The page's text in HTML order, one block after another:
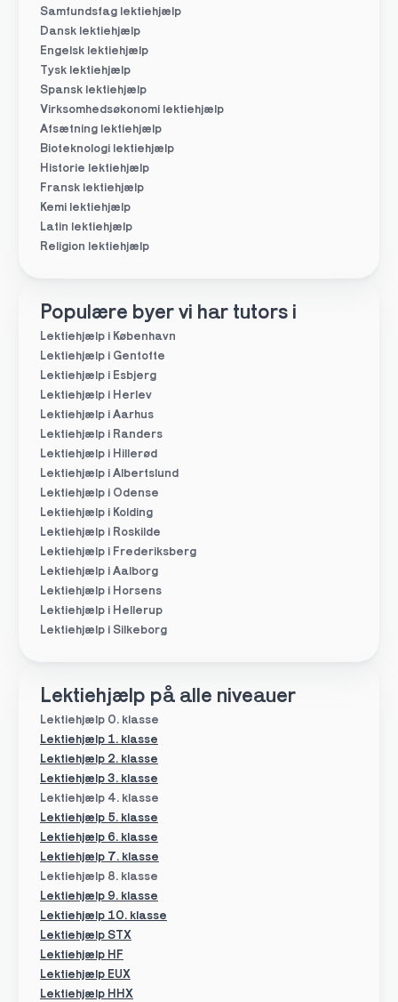
Samfundsfag lektiehjælp
Dansk lektiehjælp
Engelsk lektiehjælp
Tysk lektiehjælp
Spansk lektiehjælp
Virksomhedsøkonomi lektiehjælp
Afsætning lektiehjælp
Bioteknologi lektiehjælp
Historie lektiehjælp
Fransk lektiehjælp
Kemi lektiehjælp
Latin lektiehjælp
Religion lektiehjælp
Populære byer vi har tutors i
Lektiehjælp i København
Lektiehjælp i Gentofte
Lektiehjælp i Esbjerg
Lektiehjælp i Herlev
Lektiehjælp i Aarhus
Lektiehjælp i Randers
Lektiehjælp i Hillerød
Lektiehjælp i Albertslund
Lektiehjælp i Odense
Lektiehjælp i Kolding
Lektiehjælp i Roskilde
Lektiehjælp i Frederiksberg
Lektiehjælp i Aalborg
Lektiehjælp i Horsens
Lektiehjælp i Hellerup
Lektiehjælp i Silkeborg
Lektiehjælp på alle niveauer
Lektiehjælp 0. klasse
Lektiehjælp 4. klasse
Lektiehjælp 5. klasse
Lektiehjælp 8. klasse
Lektiehjælp 1. klasse
Lektiehjælp 6. klasse
Lektiehjælp 7. klasse
Lektiehjælp 2. klasse
Lektiehjælp 3. klasse
Lektiehjælp 9. klasse
Lektiehjælp 10. klasse
Lektiehjælp HF
Lektiehjælp EUX
Lektiehjælp STX
Lektiehjælp HHX